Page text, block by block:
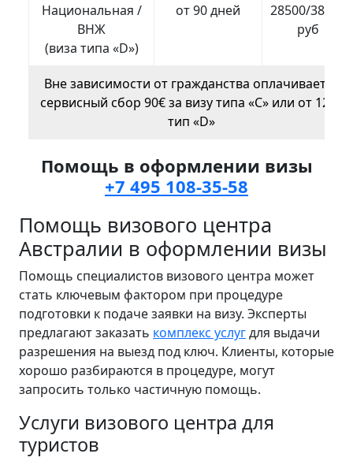
Национальная /
ВНЖ
(виза типа «D»)
от 90 дней
28500/38500
руб
Вне зависимости от гражданства оплачивается
сервисный сбор 90€ за визу типа «C» или от 120€
тип «D»
Помощь в оформлении визы
+7 495 108-35-58
Помощь визового центра
Австралии в оформлении визы
Помощь специалистов визового центра может
стать ключевым фактором при процедуре
подготовки к подаче заявки на визу. Эксперты
предлагают заказать комплекс услугдля выдачи
разрешения на выезд под ключ. Клиенты, которые
хорошо разбираются в процедуре, могут
запросить только частичную помощь.
Услуги визового центра для
туристов